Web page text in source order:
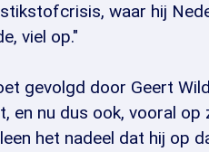
waar hij
viel op."
gevolgd door Geert
en nu dus ook, vooral
het nadeel dat hij op